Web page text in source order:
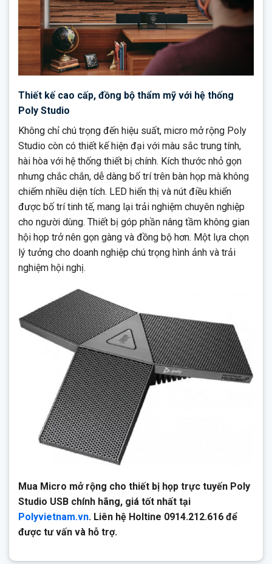
Thiết kế cao cấp, đồng bộ thẩm mỹ với hệ thống
Poly Studio
Không chỉ chú trọng đến hiệu suất, micro mở rộng Poly
Studio còn có thiết kế hiện đại với màu sắc trung tính,
hài hòa với hệ thống thiết bị chính. Kích thước nhỏ gọn
nhưng chắc chắn, dễ dàng bố trí trên bàn họp mà không
chiếm nhiều diện tích. LED hiển thị và nút điều khiển
được bố trí tinh tế, mang lại trải nghiệm chuyên nghiệp
cho người dùng. Thiết bị góp phần nâng tầm không gian
hội họp trở nên gọn gàng và đồng bộ hơn. Một lựa chọn
lý tưởng cho doanh nghiệp chú trọng hình ảnh và trải
nghiệm hội nghị.
Mua Micro mở rộng cho thiết bị họp trực tuyến Poly
Studio USB chính hãng, giá tốt nhất tại
Polyvietnam.vn. Liên hệ Holtine 0914.212.616 để
được tư vấn và hỗ trợ.